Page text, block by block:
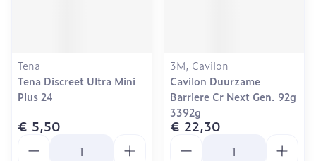
Tena
Tena Discreet Ultra Mini
Plus 24
€ 5,50
3M, Cavilon
Cavilon Duurzame
Barriere Cr Next Gen. 92g
3392g
€ 22,30